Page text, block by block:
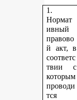
1.
Нормат
ивный
правово
й акт, в
соответс
твии с
которым
проводи
тся